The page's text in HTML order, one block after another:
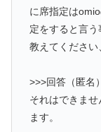
に席指定は
定をすると言う
教えてください
>>>回答（匿名）
それはできま
ます。